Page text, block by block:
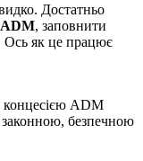
Достатньо
ADM, заповнити
Ось як це працює
концесією ADM
безпечною